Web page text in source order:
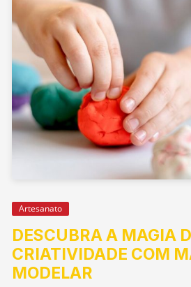
Artesanato
DESCUBRA A MAGIA
CRIATIVIDADE COM
MODELAR